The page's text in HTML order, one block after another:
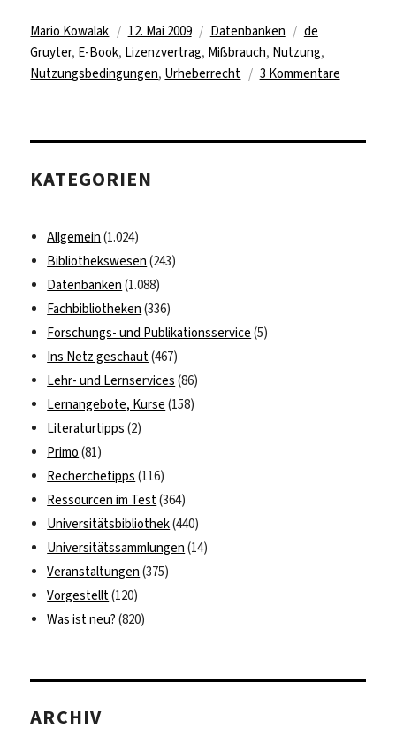
Autor
Mario Kowalak
Veröffentlicht
am
12. Mai 2009 Kategorien
Datenbanken Schlagwörter
de
Gruyter, E-Book, Lizenzvertrag, Mißbrauch, Nutzung,
Nutzungsbedingungen, Urheberrecht 3 Kommentarezu
kein
KATEGORIEN
Allgemein (1.024)
Bibliothekswesen (243)
Datenbanken (1.088)
Fachbibliotheken (336)
Forschungs- und Publikationsservice (5)
Ins Netz geschaut(467)
Lehr- und Lernservices (86)
Lernangebote, Kurse (158)
Literaturtipps (2)
Primo (81)
Recherchetipps (116)
Ressourcen im Test(364)
Universitätsbibliothek(440)
Universitätssammlungen (14)
Veranstaltungen (375)
Vorgestellt(120)
Was ist neu? (820)
ARCHIV